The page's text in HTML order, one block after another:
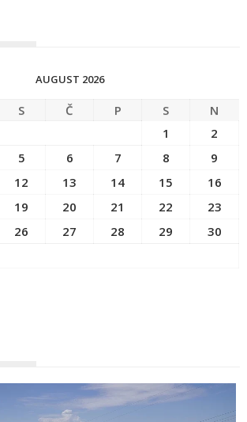
AUGUST 2026
S Č P S
N
1
2
5 6 7 8
9
12 13 14 15
16
19 20 21 22
23
26 27 28 29
30